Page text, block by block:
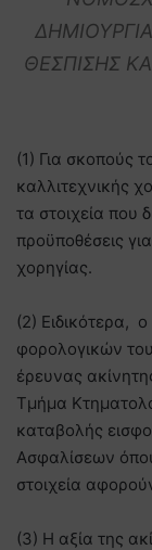
ΘΕΣΠΙΣΗΣ
(1) Για σκοπούς
καλλιτεχνικής
τα στοιχεία που
προϋποθέσεις
χορηγίας.
(2) Ειδικότερα,
φορολογικών
έρευνας
Τμήμα
καταβολής
Ασφαλίσεων
στοιχεία
(3) Η αξία της